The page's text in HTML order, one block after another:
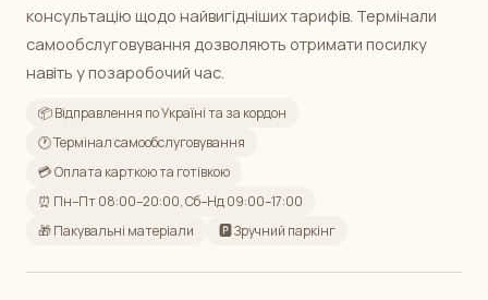
консультацію щодо найвигідніших тарифів. Термінали
самообслуговування дозволяють отримати посилку
навіть у позаробочий час.
📦 Відправлення по Україні та за кордон
🕐 Термінал самообслуговування
💳 Оплата карткою та готівкою
⏰ Пн–Пт 08:00–20:00, Сб–Нд 09:00–17:00
🎁 Пакувальні матеріали
🅿️ Зручний паркінг